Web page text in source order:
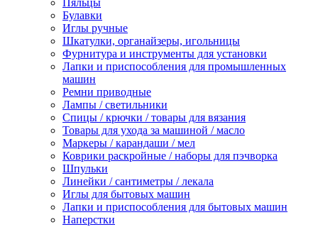
Пяльцы
Булавки
Иглы ручные
Шкатулки, органайзеры, игольницы
Фурнитура и инструменты для установки
Лапки и приспособления для промышленных
машин
Ремни приводные
Лампы / светильники
Спицы / крючки / товары для вязания
Товары для ухода за машиной / масло
Маркеры / карандаши / мел
Коврики раскройные / наборы для пэчворка
Шпульки
Линейки / сантиметры / лекала
Иглы для бытовых машин
Лапки и приспособления для бытовых машин
Наперстки